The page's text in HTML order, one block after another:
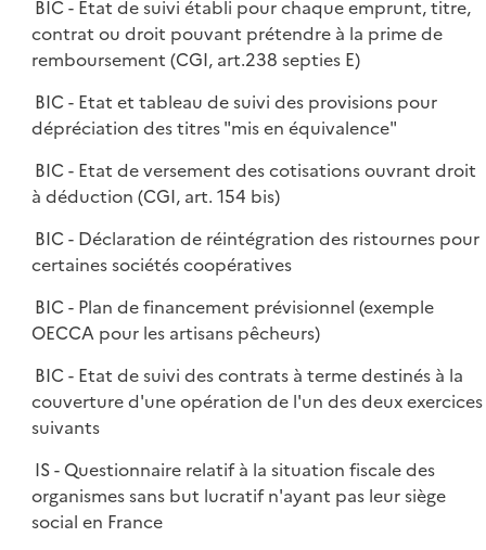
BIC - Etat de suivi établi pour chaque emprunt, titre,
contrat ou droit pouvant prétendre à la prime de
remboursement (CGI, art.238 septies E)
BIC - Etat et tableau de suivi des provisions pour
dépréciation des titres "mis en équivalence"
BIC - Etat de versement des cotisations ouvrant droit
à déduction (CGI, art. 154 bis)
BIC - Déclaration de réintégration des ristournes pour
certaines sociétés coopératives
BIC - Plan de financement prévisionnel (exemple
OECCA pour les artisans pêcheurs)
BIC - Etat de suivi des contrats à terme destinés à la
couverture d'une opération de l'un des deux exercices
suivants
IS - Questionnaire relatif à la situation fiscale des
organismes sans but lucratif n'ayant pas leur siège
social en France